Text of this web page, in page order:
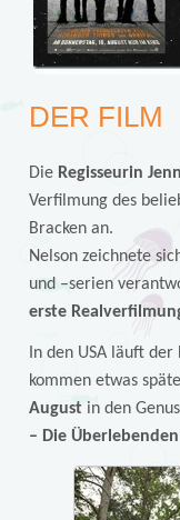
DER FILM
Die Regisseurin
Verfilmung des
Bracken an.
Nelson zeichnete
und –serien
erste
In den USA läuft
kommen etwas
August in den
– Die